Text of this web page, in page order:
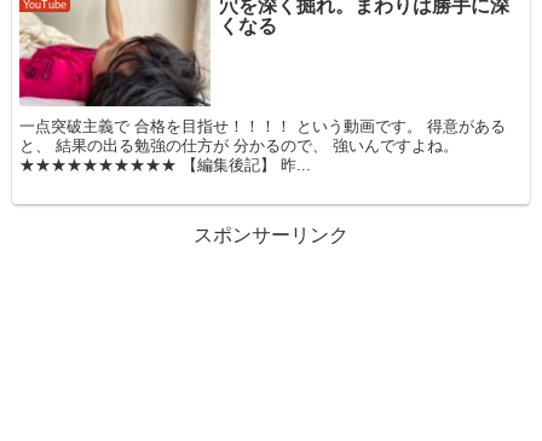
YouTube
穴を深く掘れ。まわりは勝手に深
くなる
一点突破主義で 合格を目指せ！！！！ という動画です。 得意がある
と、 結果の出る勉強の仕方が 分かるので、 強いんですよね。
★★★★★★★★★★ 【編集後記】 昨...
スポンサーリンク